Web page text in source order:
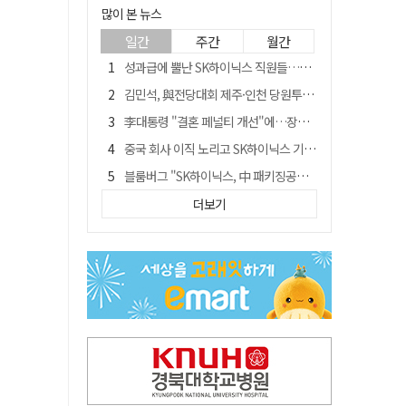
많이 본 뉴스
일간 주간 월간
성과급에 뿔난 SK하이닉스 직원들…3500명 모여 '새 노조' 만든다
김민석, 與전당대회 제주·인천 당원투표서 승리…누적 득표는 '초박빙'
李대통령 "결혼 페널티 개선"에…장동혁 "그 페널티 만든 게 이 정권"
중국 회사 이직 노리고 SK하이닉스 기밀 빼돌려…결국 실형
블룸버그 "SK하이닉스, 中 패키징공장 지분매각 등 검토"
트럼프 만난 손현보 목사…"현재 자유대한민국 여러 면에서 어려움"
경북 칠곡시니어클럽 커피앤솝 사업단…자개소품 만들기 문화체험 운영
"아버지 외출한 사이"…흉기로 40대母 살해한 고교 자퇴생, 구속 기로에
서울 면목동서 60대 남성 2명 흉기에 숨져…지인 관계로 추정
더보기